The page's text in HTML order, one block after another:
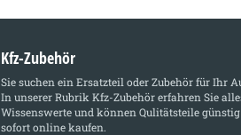
Kfz-Zubehör
Sie suchen ein Ersatzteil oder Zubehör für Ihr
In unserer Rubrik Kfz-Zubehörerfahren Sie
Wissenswerte und können Qulitätsteile günstig
sofort online kaufen.